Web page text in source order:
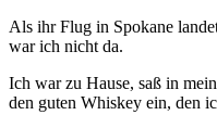
Als ihr Flug in Spokane
war ich nicht da.
Ich war zu Hause, saß in
den guten Whiskey ein, den